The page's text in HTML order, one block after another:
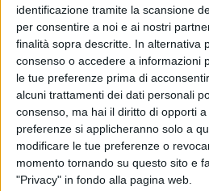
identificazione tramite la scansione
per consentire a noi e ai nostri
finalità sopra descritte. In alternativa
consenso o accedere a informazioni
le tue preferenze prima di
alcuni trattamenti dei dati personali
consenso, ma hai il diritto di opporti
preferenze si applicheranno solo a
modificare le tue preferenze o
momento tornando su questo sito e
"Privacy" in fondo alla pagina web.
Worldwide
(WFS) passa a
Capital
ECONOMIA 19 GIUGNO 2018